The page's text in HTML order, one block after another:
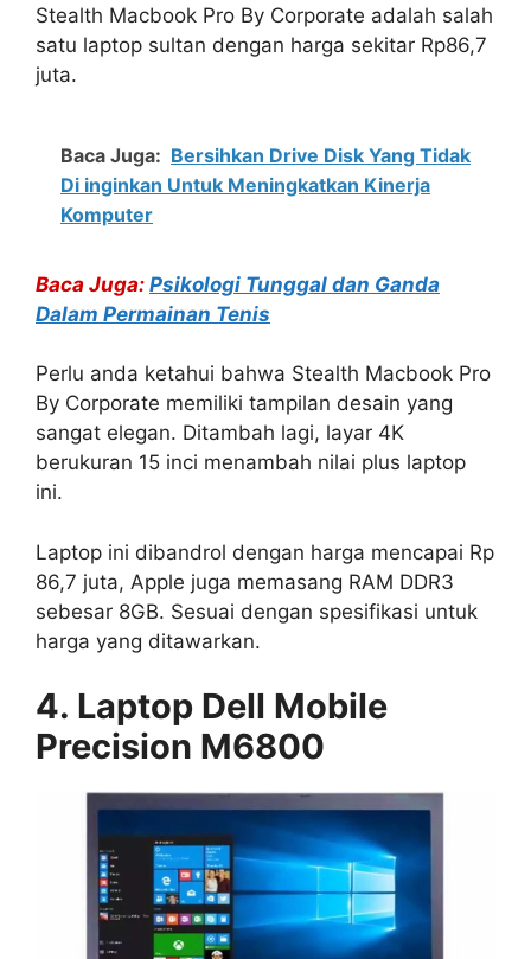
Stealth Macbook Pro By Corporate adalah salah
satu laptop sultan dengan harga sekitar Rp86,7
juta.
Baca Juga: Bersihkan Drive Disk Yang Tidak
Di inginkan Untuk Meningkatkan Kinerja
Komputer
Baca Juga: Psikologi Tunggal dan Ganda
Dalam Permainan Tenis
Perlu anda ketahui bahwa Stealth Macbook Pro
By Corporate memiliki tampilan desain yang
sangat elegan. Ditambah lagi, layar 4K
berukuran 15 inci menambah nilai plus laptop
ini.
Laptop ini dibandrol dengan harga mencapai Rp
86,7 juta, Apple juga memasang RAM DDR3
sebesar 8GB. Sesuai dengan spesifikasi untuk
harga yang ditawarkan.
4. Laptop Dell Mobile
Precision M6800